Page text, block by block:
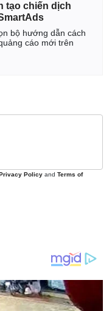
tạo chiến dịch
bộ hướng dẫn cách
cáo mới trên
Policy and Terms of